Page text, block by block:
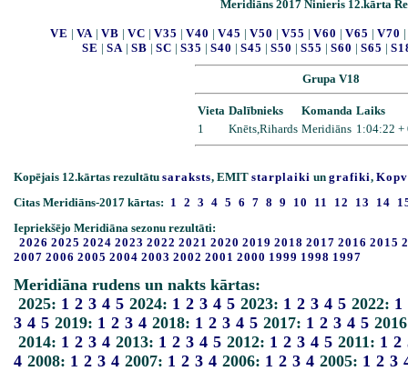
Meridiāns 2017 Ninieris 12.kārta
VE | VA | VB | VC | V35 | V40 | V45 | V50 | V55 | V60 | V65 | V70 |
SE | SA| SB | SC | S35 | S40 | S45 | S50 | S55 | S60 | S65 |
Grupa V18
Vieta Dalībnieks Komanda Laiks
1
Knēts,Rihards Meridiāns 1:04:22 +
Kopējais 12.kārtas rezultātu saraksts, EMIT starplaiki un grafiki,
Citas Meridiāns-2017 kārtas: 1 2 3 4 5 6 7 8 9 10 11 12 13 14
Iepriekšējo Meridiāna sezonu rezultāti:
2026 2025 2024 2023 2022 2021 2020 2019 2018 2017 2016 2015
2007 2006 2005 2004 2003 2002 2001 2000 1999 1998 1997
Meridiāna rudens un nakts kārtas:
2025: 1 2 3 4 5 2024: 1 2 3 4 5 2023: 1 2 3 4 5 2022: 1
3 4 5 2019: 1 2 3 4 2018: 1 2 3 4 5 2017: 1 2 3 4 5
2014: 1 2 3 4 2013: 1 2 3 4 5 2012: 1 2 3 4 5 2011: 1 2
4 2008: 1 2 3 4 2007: 1 2 3 4 2006: 1 2 3 4 2005: 1 2 3